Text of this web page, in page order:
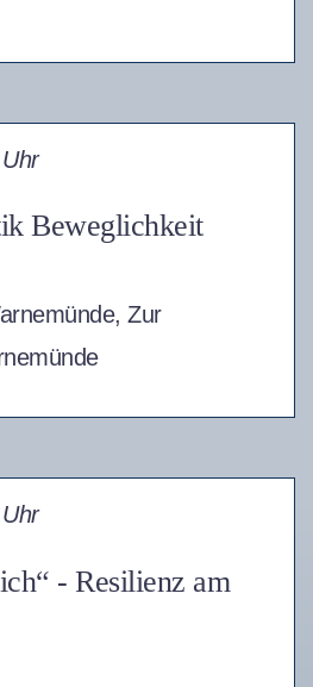
Beweglichkeit
Zur
- Resilienz am